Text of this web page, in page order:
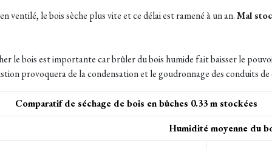
ventilé, le bois sèche plus vite et ce délai est ramené à un an.Mal
le bois est importante car brûler du bois humide fait baisser le
provoquera de la condensation et le goudronnage des conduits de
Comparatif de séchage de bois en bûches 0.33 m stockées
Humidité moyenne du